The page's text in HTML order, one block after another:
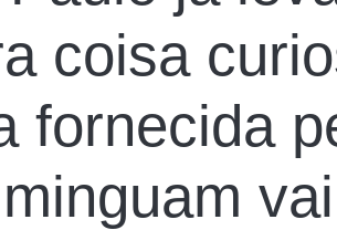
coisa
fornecida